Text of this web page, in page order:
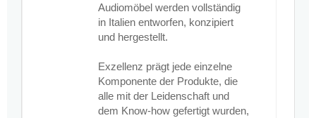
Audiomöbel werden vollständig
in Italien entworfen, konzipiert
und hergestellt.
Exzellenz prägt jede einzelne
Komponente der Produkte, die
alle mit der Leidenschaft und
dem Know-how gefertigt wurden,